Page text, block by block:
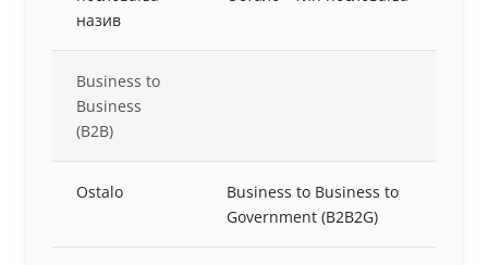
назив
Business to
Business
(B2B)
Ostalo
Business to Business to
Government (B2B2G)